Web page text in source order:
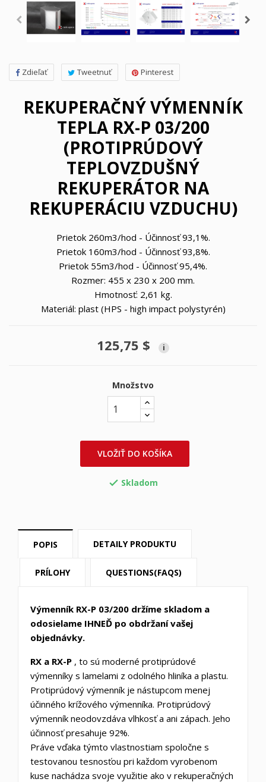
Zdieľať Tweetnuť Pinterest
REKUPERAČNÝ VÝMENNÍK
TEPLA RX-P 03/200
(PROTIPRÚDOVÝ
TEPLOVZDUŠNÝ
REKUPERÁTOR NA
REKUPERÁCIU VZDUCHU)
Prietok 260m3/hod - Účinnosť 93,1%.
Prietok 160m3/hod - Účinnosť 93,8%.
Prietok 55m3/hod - Účinnosť 95,4%.
Rozmer: 455 x 230 x 200 mm.
Hmotnosť: 2,61 kg.
Materiál: plast (HPS - high impact polystyrén)
125,75 $ i
Množstvo
VLOŽIŤ DO KOŠÍKA
 Skladom
POPIS DETAILY PRODUKTU
PRÍLOHY QUESTIONS(FAQS)
Výmenník RX-P 03/200 držíme skladom a
odosielame IHNEĎ po obdržaní vašej
objednávky.
RX a RX-P , to sú moderné protiprúdové
výmenníky s lamelami z odolného hliníka a plastu.
Protiprúdový výmenník je nástupcom menej
účinného krížového výmenníka. Protiprúdový
výmenník neodovzdáva vlhkosť a ani zápach. Jeho
účinnosť presahuje 92%.
Práve vďaka týmto vlastnostiam spoločne s
testovanou tesnosťou pri každom vyrobenom
kuse nachádza svoje využitie ako v rekuperačných